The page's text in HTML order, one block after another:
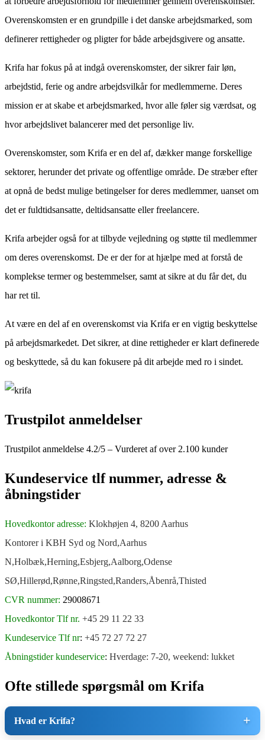
Overenskomsten er en grundpille i det danske arbejdsmarked, som
definerer rettigheder og pligter for både arbejdsgivere og ansatte.
Krifa har fokus på at indgå overenskomster, der sikrer fair løn,
arbejdstid, ferie og andre arbejdsvilkår for medlemmerne. Deres
mission er at skabe et arbejdsmarked, hvor alle føler sig værdsat, og
hvor arbejdslivet balancerer med det personlige liv.
Overenskomster, som Krifa er en del af, dækker mange forskellige
sektorer, herunder det private og offentlige område. De stræber efter
at opnå de bedst mulige betingelser for deres medlemmer, uanset om
det er fuldtidsansatte, deltidsansatte eller freelancere.
Krifa arbejder også for at tilbyde vejledning og støtte til medlemmer
om deres overenskomst. De er der for at hjælpe med at forstå de
komplekse termer og bestemmelser, samt at sikre at du får det, du
har ret til.
At være en del af en overenskomst via Krifa er en vigtig beskyttelse
på arbejdsmarkedet. Det sikrer, at dine rettigheder er klart definerede
og beskyttede, så du kan fokusere på dit arbejde med ro i sindet.
Trustpilot anmeldelser
Trustpilot anmeldelse 4.2/5 – Vurderet af over 2.100 kunder
Kundeservice tlf nummer, adresse &
åbningstider
Hovedkontor adresse: Klokhøjen 4, 8200 Aarhus
Kontorer i KBH Syd og Nord,Aarhus
N,Holbæk,Herning,Esbjerg,Aalborg,Odense
SØ,Hillerød,Rønne,Ringsted,Randers,Åbenrå,Thisted
CVR nummer: 29008671
Hovedkontor Tlf nr. +45 29 11 22 33
Kundeservice Tlf nr: +45 72 27 72 27
Åbningstider kundeservice: Hverdage: 7-20, weekend: lukket
Ofte stillede spørgsmål om Krifa
Hvad er Krifa?